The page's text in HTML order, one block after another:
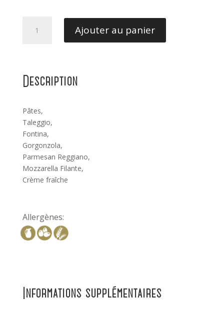
Ajouter au panier
Description
Pâtes,
Taleggio,
Fontina,
Gorgonzola,
Parmesan Reggiano,
Mozzarella Filante,
Crème fraîche
Allergènes:
Informations supplémentaires